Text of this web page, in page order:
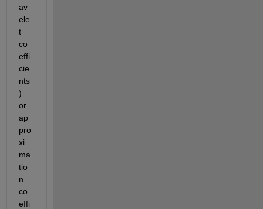
av
ele
t
co
effi
cie
nts
)
or
ap
pro
xi
ma
tio
n
co
effi